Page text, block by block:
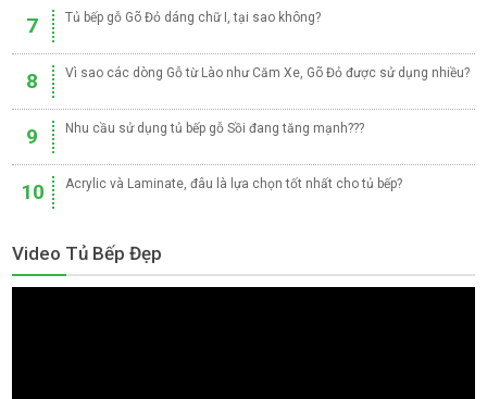
7 Tủ bếp gỗ Gõ Đỏ dáng chữ I, tại sao không?
8 Vì sao các dòng Gỗ từ Lào như Căm Xe, Gõ Đỏ được sử dụng nhiều?
9 Nhu cầu sử dụng tủ bếp gỗ Sồi đang tăng mạnh???
10 Acrylic và Laminate, đâu là lựa chọn tốt nhất cho tủ bếp?
Video Tủ Bếp Đẹp